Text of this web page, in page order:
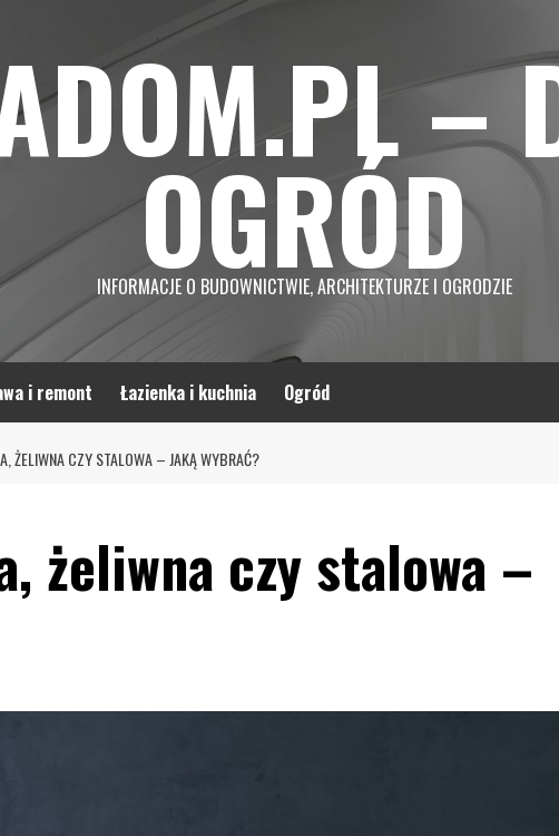
–
OGRÓD
INFORMACJE O BUDOWNICTWIE, ARCHITEKTURZE I OGRODZIE
i remont Łazienka i kuchnia Ogród
ŻELIWNA CZY STALOWA – JAKĄ WYBRAĆ?
żeliwna czy stalowa –